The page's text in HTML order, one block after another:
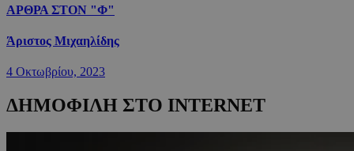
ΑΡΘΡΑ ΣΤΟΝ "Φ"
Άριστος Μιχαηλίδης
4 Οκτωβρίου, 2023
ΔΗΜΟΦΙΛΗ ΣΤΟ INTERNET